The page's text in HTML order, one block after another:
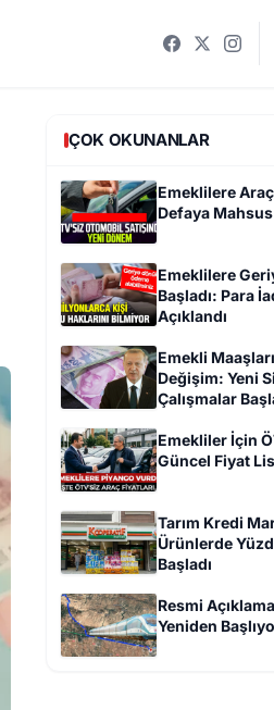
ÇOK OKUNANLAR
Emeklilere
Defaya
Emeklilere
Başladı: Para
Açıklandı
Emekli
Değişim: Yeni
Çalışmalar
Emekliler İçin
Güncel Fiyat
Tarım Kredi
Ürünlerde
Başladı
Resmi
Yeniden